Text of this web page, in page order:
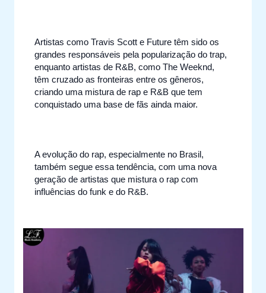
Artistas como Travis Scott e Future têm sido os
grandes responsáveis pela popularização do trap,
enquanto artistas de R&B, como The Weeknd,
têm cruzado as fronteiras entre os gêneros,
criando uma mistura de rap e R&B que tem
conquistado uma base de fãs ainda maior.
A evolução do rap, especialmente no Brasil,
também segue essa tendência, com uma nova
geração de artistas que mistura o rap com
influências do funk e do R&B.